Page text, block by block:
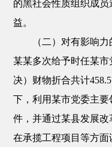
的黑社会性质组织成
益。
（二）对有影响
某某多次给予时任某市
决）财物折合共计
下，利用某市党委主
件，并通过某县发展改
在承揽工程项目等方面